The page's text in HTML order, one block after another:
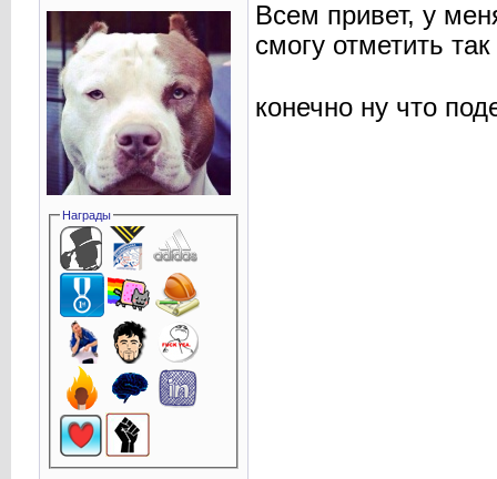
Награды
Всем привет, у
смогу отметить
конечно ну что